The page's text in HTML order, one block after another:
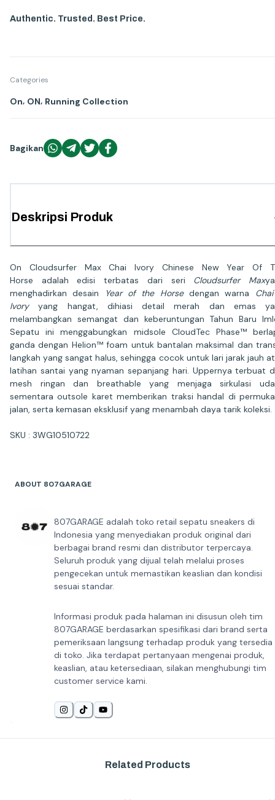
Authentic. Trusted. Best Price.
Categories
On, ON, Running Collection
Bagikan
Deskripsi Produk
On Cloudsurfer Max Chai Ivory Chinese New Year Of
Horse adalah edisi terbatas dari seri Cloudsurfer Max
menghadirkan desain
Year of the Horsedengan warna
Ivoryyang hangat, dihiasi detail merah dan emas
melambangkan semangat dan keberuntungan Tahun Baru
Sepatu ini menggabungkan midsole CloudTec Phase™
ganda dengan Helion™ foam untuk bantalan maksimal dan
langkah yang sangat halus, sehingga cocok untuk lari jarak jauh
latihan santai yang nyaman sepanjang hari. Uppernya terbuat
mesh ringan dan breathable yang menjaga sirkulasi
sementara outsole karet memberikan traksi handal di
jalan, serta kemasan eksklusif yang menambah daya tarik koleksi.
SKU : 3WG10510722
ABOUT 807GARAGE
807GARAGE adalah toko retail sepatu sneakers di
Indonesia yang menyediakan produk original dari
berbagai brand resmi dan distributor terpercaya.
Seluruh produk yang dijual telah melalui proses
pengecekan untuk memastikan keaslian dan kondisi
sesuai standar.
Informasi produk pada halaman ini disusun oleh tim
807GARAGE berdasarkan spesifikasi dari brand serta
pemeriksaan langsung terhadap produk yang tersedia
di toko. Jika terdapat pertanyaan mengenai produk,
keaslian, atau ketersediaan, silakan menghubungi tim
customer service kami.
Related Products